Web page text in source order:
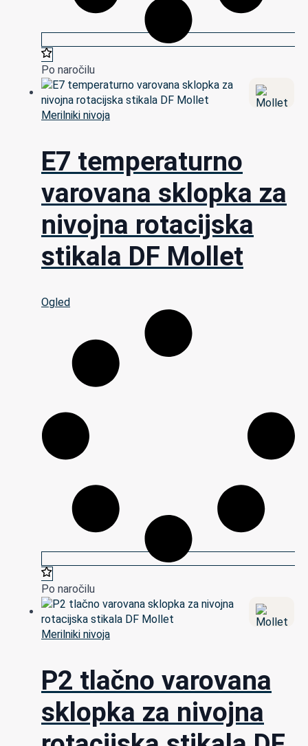
Po naročilu
Merilniki nivoja
E7 temperaturno
varovana sklopka za
nivojna rotacijska
stikala DF Mollet
Ogled
Po naročilu
Merilniki nivoja
P2 tlačno varovana
sklopka za nivojna